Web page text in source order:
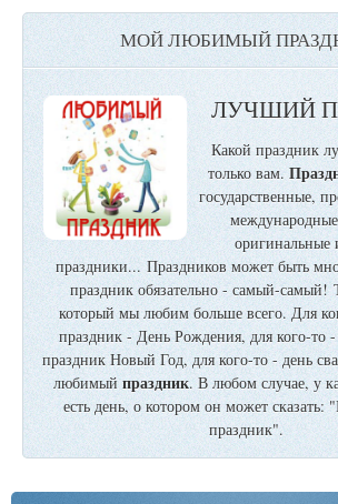
МОЙ ЛЮБИМЫЙ
ЛУЧШИЙ
Какой праздник
только вам.
государственные,
праздники... Праздников может быть
праздник обязательно - самый-самый!
который мы любим больше всего. Для
праздник - День Рождения, для кого-то
праздник Новый Год, для кого-то - день
любимый праздник. В любом случае, у
есть день, о котором он может
праздник".